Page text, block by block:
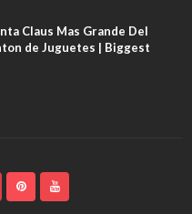
Claus Mas Grande Del
de Juguetes | Biggest